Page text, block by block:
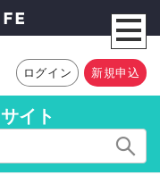
ログイン 新規申込
イト